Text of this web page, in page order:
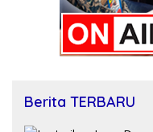
Berita TERBARU